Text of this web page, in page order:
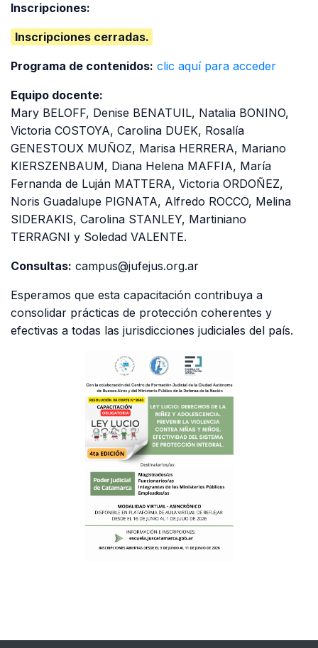
Inscripciones:
Inscripciones cerradas.
Programa de contenidos: clic aquí para acceder
Equipo docente:
Mary BELOFF, Denise BENATUIL, Natalia BONINO,
Victoria COSTOYA, Carolina DUEK, Rosalía
GENESTOUX MUÑOZ, Marisa HERRERA, Mariano
KIERSZENBAUM, Diana Helena MAFFIA, María
Fernanda de Luján MATTERA, Victoria ORDOÑEZ,
Noris Guadalupe PIGNATA, Alfredo ROCCO, Melina
SIDERAKIS, Carolina STANLEY, Martiniano
TERRAGNI y Soledad VALENTE.
Consultas: campus@jufejus.org.ar
Esperamos que esta capacitación contribuya a
consolidar prácticas de protección coherentes y
efectivas a todas las jurisdicciones judiciales del país.